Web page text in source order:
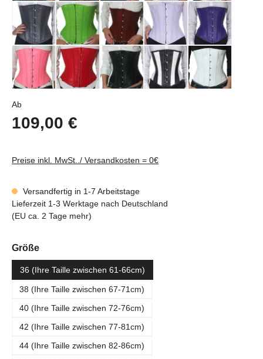
AbRegulärer Preis:
109,00 €
Preise inkl. MwSt../ Versandkosten = 0€
Versandfertig in 1-7 Arbeitstage
Lieferzeit 1-3 Werktage nach Deutschland
(EU ca. 2 Tage mehr)
Größeauswählen
36 (Ihre Taille zwischen 61-66cm)
38 (Ihre Taille zwischen 67-71cm)
40 (Ihre Taille zwischen 72-76cm)
42 (Ihre Taille zwischen 77-81cm)
44 (Ihre Taille zwischen 82-86cm)